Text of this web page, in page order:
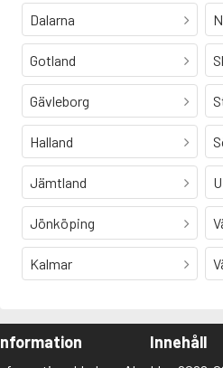
Dalarna
Gotland
Gävleborg
Halland
Jämtland
Jönköping
Kalmar
Innehåll